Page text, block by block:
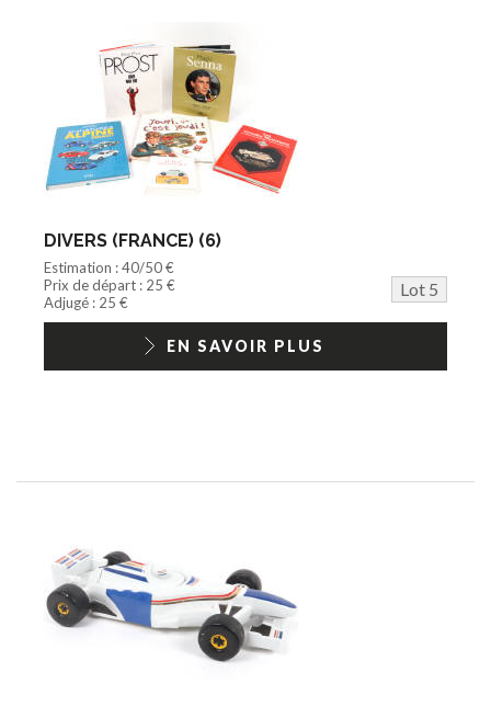
DIVERS (FRANCE) (6)
Estimation : 40/50 €
Prix de départ : 25 €
Lot 5
Adjugé : 25 €
EN SAVOIR PLUS